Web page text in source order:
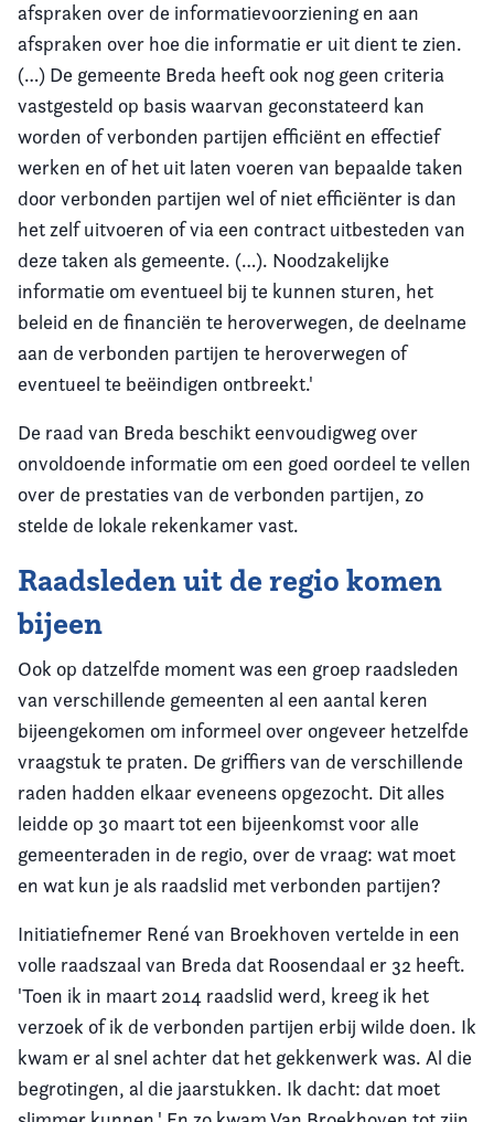
afspraken over de informatievoorziening en aan
afspraken over hoe die informatie er uit dient te zien.
(…) De gemeente Breda heeft ook nog geen criteria
vastgesteld op basis waarvan geconstateerd kan
worden of verbonden partijen efficiënt en effectief
werken en of het uit laten voeren van bepaalde taken
door verbonden partijen wel of niet efficiënter is dan
het zelf uitvoeren of via een contract uitbesteden van
deze taken als gemeente. (…). Noodzakelijke
informatie om eventueel bij te kunnen sturen, het
beleid en de financiën te heroverwegen, de deelname
aan de verbonden partijen te heroverwegen of
eventueel te beëindigen ontbreekt.'
De raad van Breda beschikt eenvoudigweg over
onvoldoende informatie om een goed oordeel te vellen
over de prestaties van de verbonden partijen, zo
stelde de lokale rekenkamer vast.
Raadsleden uit de regio komen
bijeen
Ook op datzelfde moment was een groep raadsleden
van verschillende gemeenten al een aantal keren
bijeengekomen om informeel over ongeveer hetzelfde
vraagstuk te praten. De griffiers van de verschillende
raden hadden elkaar eveneens opgezocht. Dit alles
leidde op 30 maart tot een bijeenkomst voor alle
gemeenteraden in de regio, over de vraag: wat moet
en wat kun je als raadslid met verbonden partijen?
Initiatiefnemer René van Broekhoven vertelde in een
volle raadszaal van Breda dat Roosendaal er 32 heeft.
'Toen ik in maart 2014 raadslid werd, kreeg ik het
verzoek of ik de verbonden partijen erbij wilde doen. Ik
kwam er al snel achter dat het gekkenwerk was. Al die
begrotingen, al die jaarstukken. Ik dacht: dat moet